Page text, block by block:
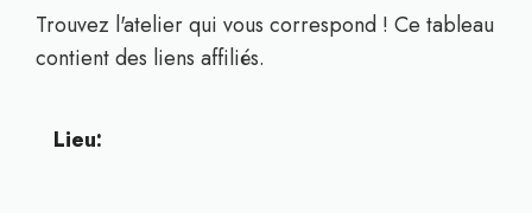
Trouvez l'atelier qui vous correspond ! Ce tableau
contient des liens affiliés.
Lieu: